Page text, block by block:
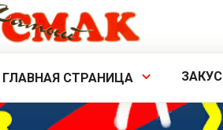
ГЛАВНАЯ СТРАНИЦА